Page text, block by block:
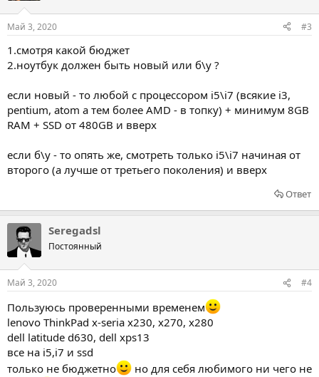
Май 3, 2020 #3
1.смотря какой бюджет
2.ноутбук должен быть новый или б\у ?
если новый - то любой с процессором i5\i7 (всякие i3,
pentium, atom а тем более AMD - в топку) + минимум 8GB
RAM + SSD от 480GB и вверх
если б\у - то опять же, смотреть только i5\i7 начиная от
второго (а лучше от третьего поколения) и вверх
Ответ
Seregadsl
Постоянный
Май 3, 2020 #4
Пользуюсь проверенными временем
lenovo ThinkPad x-seria x230, x270, x280
dell latitude d630, dell xps13
все на i5,i7 и ssd
только не бюджетно
но для себя любимого ни чего не